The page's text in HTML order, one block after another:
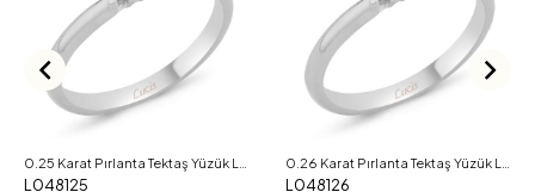
L048125 L048126